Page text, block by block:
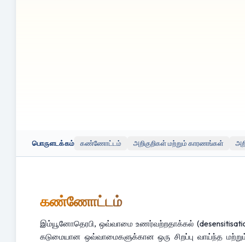
பொருளடக்கம் கண்ணோட்டம் அறிகுறிகள் மற்றும் காரணங்கள்
கண்ணோட்டம்
இம்யூனோதெரபி, ஒவ்வாமை உணர்வற்றதாக்கல்
கடுமையான ஒவ்வாமைகளுக்கான ஒரு சிறப்பு வாய்ந்த மற்றும்